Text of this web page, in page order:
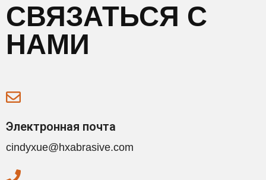
СВЯЗАТЬСЯ С
НАМИ
Электронная почта
cindyxue@hxabrasive.com